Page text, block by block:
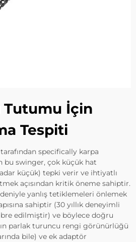
Tutumu İçin
Tespiti
specifically karpa
bu swinger, çok küçük hat
küçük) tepki verir ve ihtiyatlı
açısından kritik öneme sahiptir.
yanlış tetiklemeleri önlemek
sahiptir (30 yıllık deneyimli
edilmiştir) ve böylece doğru
parlak turuncu rengi görünürlüğü
bile) ve ek adaptör